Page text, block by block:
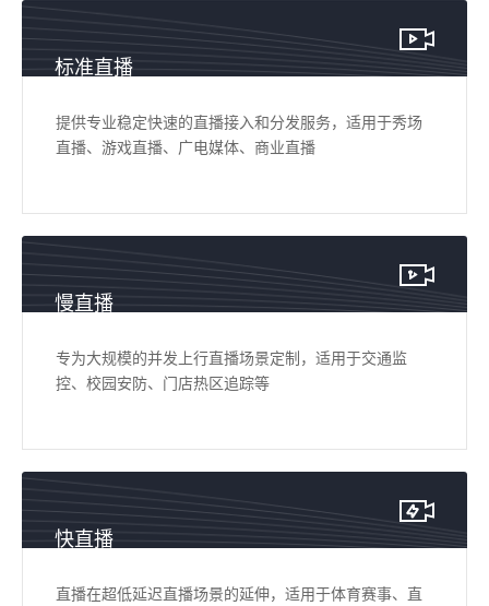
标准直播
提供专业稳定快速的直播接入和分发服务，适用于秀场
直播、游戏直播、广电媒体、商业直播
慢直播
专为大规模的并发上行直播场景定制，适用于交通监
控、校园安防、门店热区追踪等
快直播
直播在超低延迟直播场景的延伸，适用于体育赛事、直